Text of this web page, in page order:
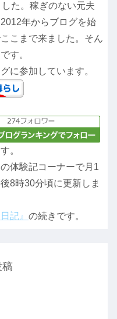
た。稼ぎのない元夫
年からブログを始
こまで来ました。そん
す。
に参加しています。
。
体験記コーナーで月1
8時30分頃に更新しま
記』 の続きです。